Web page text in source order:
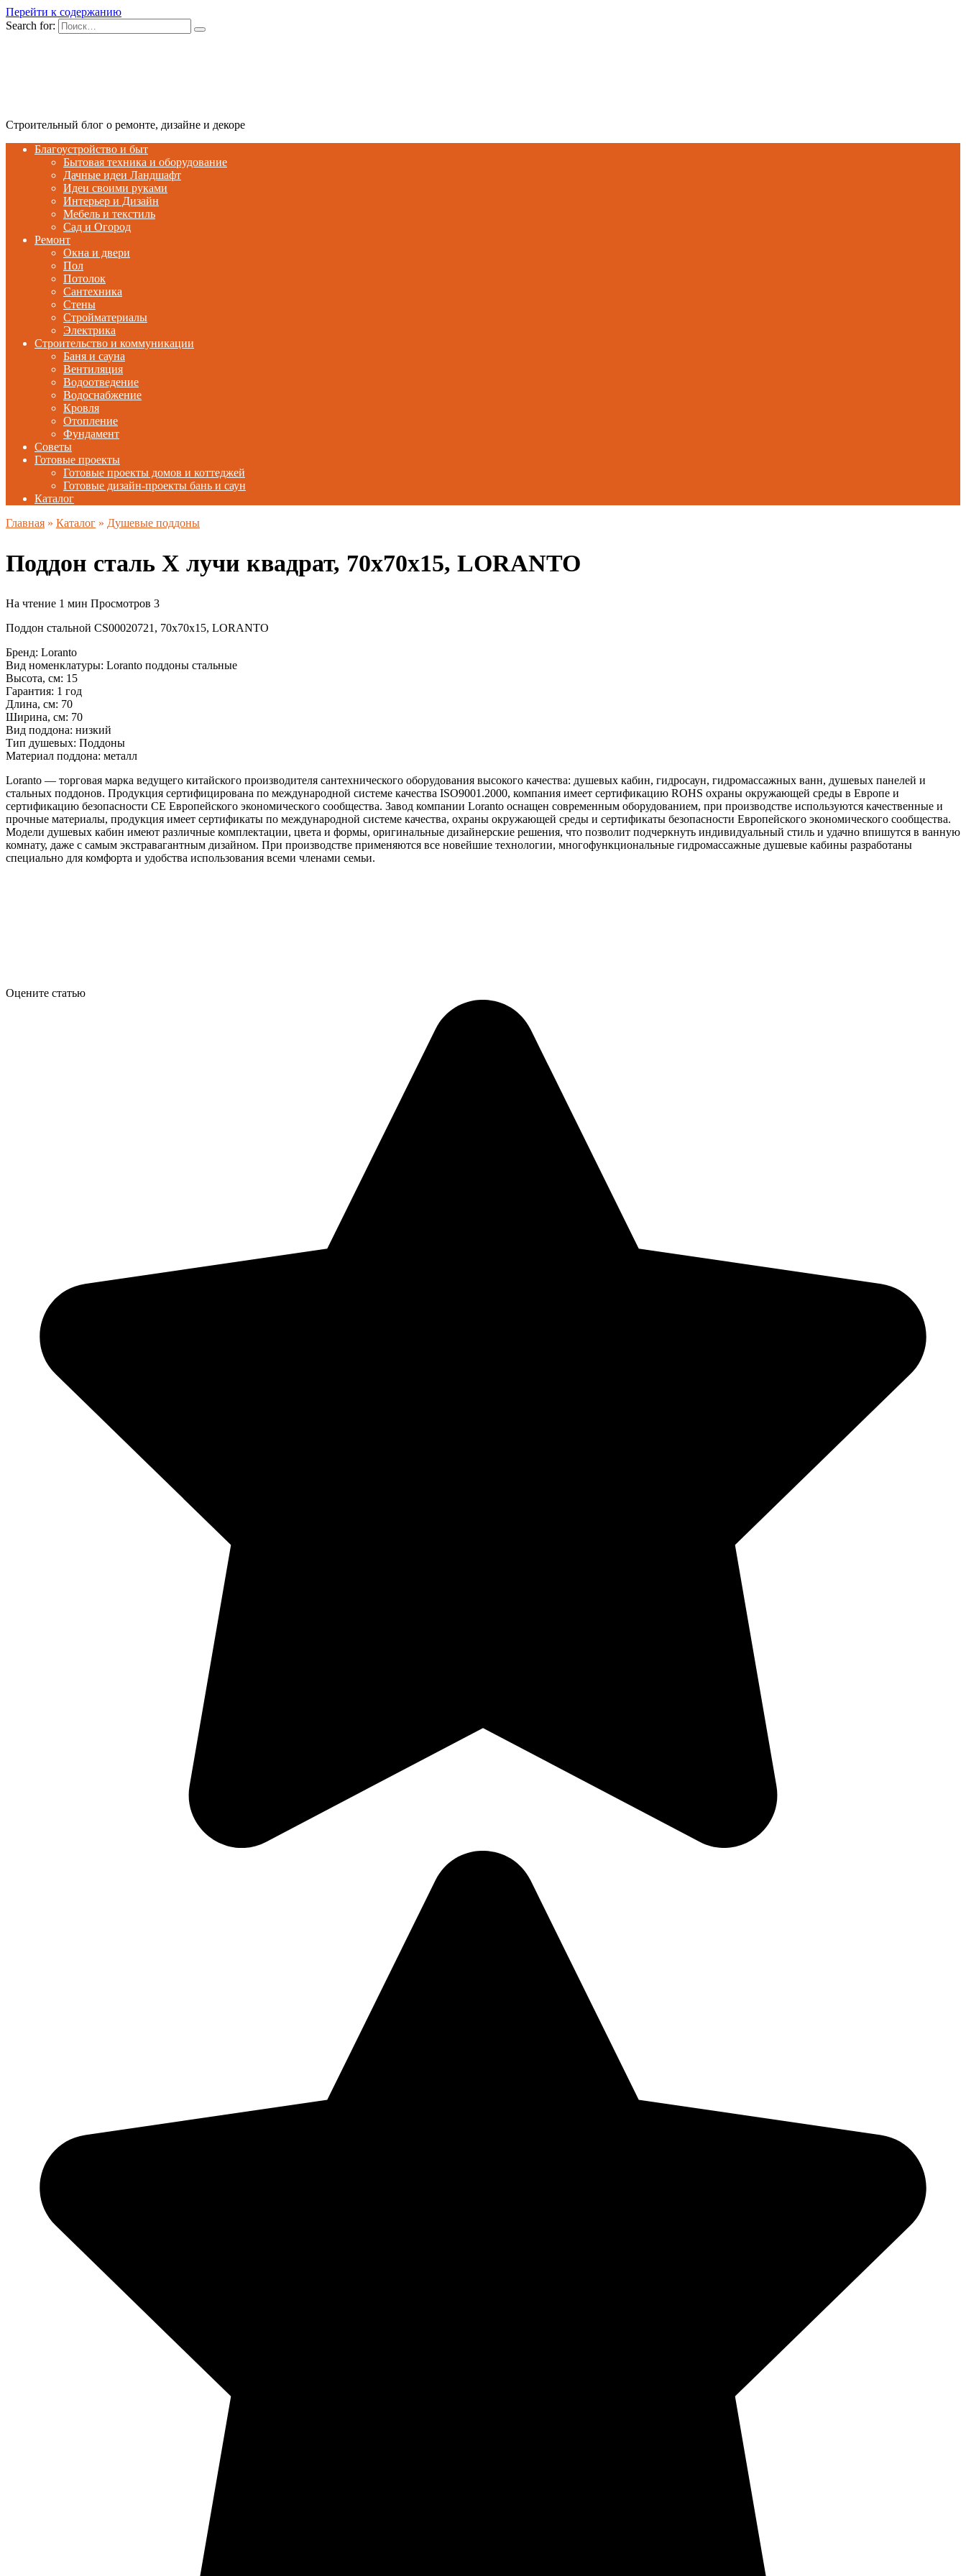
Перейти к содержанию
Search for:
Строительный блог о ремонте, дизайне и декоре
Благоустройство и быт
Бытовая техника и оборудование
Дачные идеи Ландшафт
Идеи своими руками
Интерьер и Дизайн
Мебель и текстиль
Сад и Огород
Ремонт
Окна и двери
Пол
Потолок
Сантехника
Стены
Стройматериалы
Электрика
Строительство и коммуникации
Баня и сауна
Вентиляция
Водоотведение
Водоснабжение
Кровля
Отопление
Фундамент
Советы
Готовые проекты
Готовые проекты домов и коттеджей
Готовые дизайн-проекты бань и саун
Каталог
Главная » Каталог » Душевые поддоны
Поддон сталь Х лучи квадрат, 70х70х15, LORANTO
На чтение 1 мин Просмотров 3
Поддон стальной CS00020721, 70х70х15, LORANTO
Бренд: Loranto
Вид номенклатуры: Loranto поддоны стальные
Высота, см: 15
Гарантия: 1 год
Длина, см: 70
Ширина, см: 70
Вид поддона: низкий
Тип душевых: Поддоны
Материал поддона: металл
Loranto — торговая марка ведущего китайского производителя сантехнического оборудования высокого качества: душевых кабин, гидросаун, гидромассажных ванн, душевых панелей и
стальных поддонов. Продукция сертифицирована по международной системе качества ISO9001.2000, компания имеет сертификацию ROHS охраны окружающей среды в Европе и
сертификацию безопасности CE Европейского экономического сообщества. Завод компании Loranto оснащен современным оборудованием, при производстве используются качественные и
прочные материалы, продукция имеет сертификаты по международной системе качества, охраны окружающей среды и сертификаты безопасности Европейского экономического сообщества.
Модели душевых кабин имеют различные комплектации, цвета и формы, оригинальные дизайнерские решения, что позволит подчеркнуть индивидуальный стиль и удачно впишутся в ванную
комнату, даже с самым экстравагантным дизайном. При производстве применяются все новейшие технологии, многофункциональные гидромассажные душевые кабины разработаны
специально для комфорта и удобства использования всеми членами семьи.
Оцените статью